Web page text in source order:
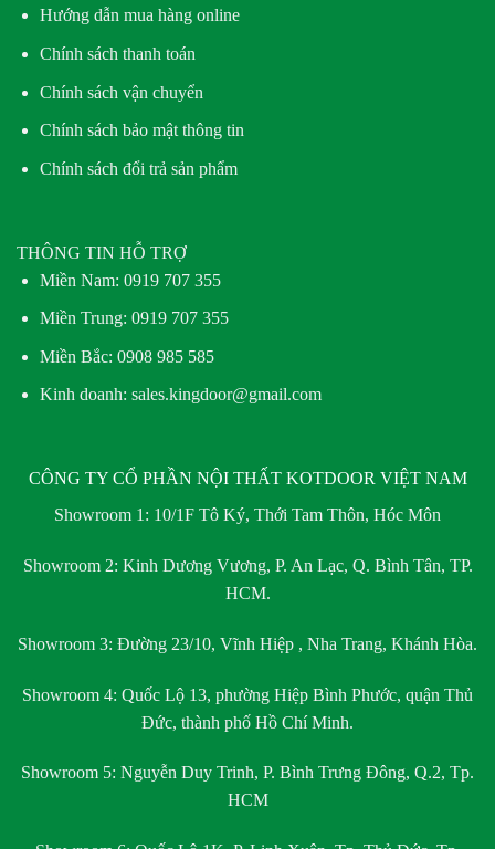
Hướng dẫn mua hàng online
Chính sách thanh toán
Chính sách vận chuyển
Chính sách bảo mật thông tin
Chính sách đổi trả sản phẩm
THÔNG TIN HỖ TRỢ
Miền Nam: 0919 707 355
Miền Trung: 0919 707 355
Miền Bắc: 0908 985 585
Kinh doanh: sales.kingdoor@gmail.com
CÔNG TY CỔ PHẦN NỘI THẤT KOTDOOR VIỆT NAM
Showroom 1: 10/1F Tô Ký, Thới Tam Thôn, Hóc Môn
Showroom 2: Kinh Dương Vương, P. An Lạc, Q. Bình Tân, TP.
HCM.
Showroom 3: Đường 23/10, Vĩnh Hiệp , Nha Trang, Khánh Hòa.
Showroom 4: Quốc Lộ 13, phường Hiệp Bình Phước, quận Thủ
Đức, thành phố Hồ Chí Minh.
Showroom 5: Nguyễn Duy Trinh, P. Bình Trưng Đông, Q.2, Tp.
HCM